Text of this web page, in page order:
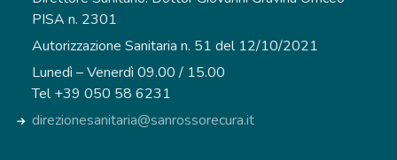
PISA n. 2301
Autorizzazione Sanitaria n. 51 del 12/10/2021
Lunedì – Venerdì 09.00 / 15.00
Tel +39 050 58 6231
direzionesanitaria@sanrossorecura.it